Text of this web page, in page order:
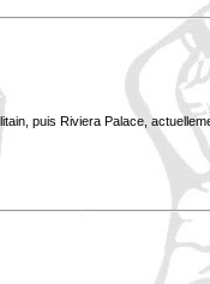
puis Riviera Palace,